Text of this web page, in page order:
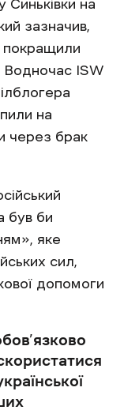
Синьківки на
зазначив,
покращили
Водночас ISW
на
через брак
був би
яке
сил,
допомоги